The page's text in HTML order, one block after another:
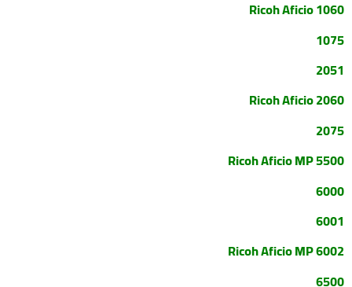
Ricoh Aficio 1060
1075
2051
Ricoh Aficio 2060
2075
Ricoh Aficio MP 5500
6000
6001
Ricoh Aficio MP 6002
6500